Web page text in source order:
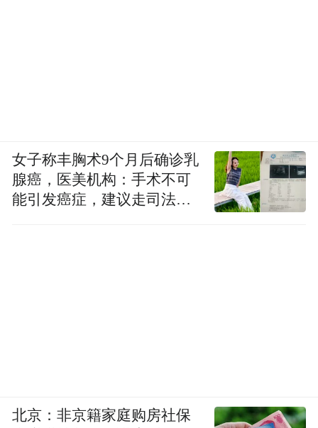
女子称丰胸术9个月后确诊乳
腺癌，医美机构：手术不可
能引发癌症，建议走司法途
北京：非京籍家庭购房社保